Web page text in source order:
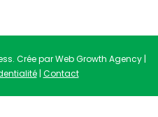
Crée par Web Growth Agency |
| Contact